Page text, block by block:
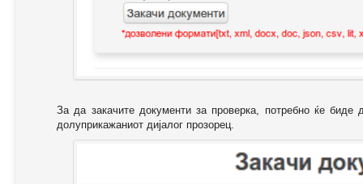
За да закачите документи за проверка, потребно ќе биде
долуприкажаниот дијалог прозорец.